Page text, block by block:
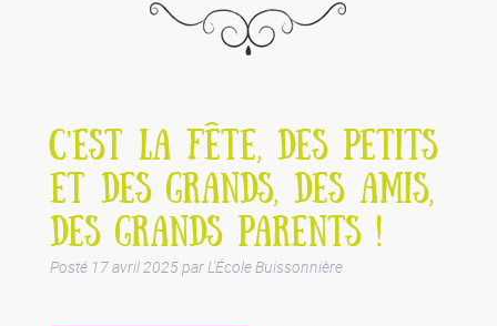
C’EST LA FÊTE, DES PETITS
ET DES GRANDS, DES AMIS,
DES GRANDS PARENTS !
Posté 17 avril 2025par L'École Buissonnière